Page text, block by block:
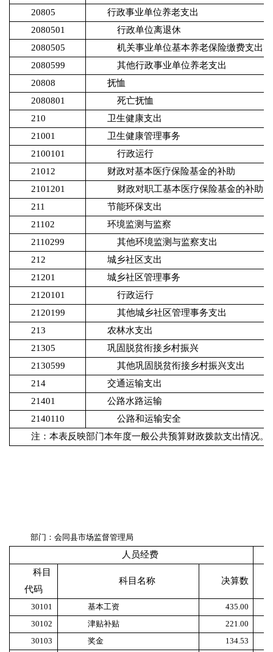
20805
行政事业单位养老支出
2080501
行政单位离退休
2080505
机关事业单位基本养老保险缴费支出
2080599
其他行政事业单位养老支出
20808
抚恤
2080801
死亡抚恤
210
卫生健康支出
21001
卫生健康管理事务
2100101
行政运行
21012
财政对基本医疗保险基金的补助
2101201
财政对职工基本医疗保险基金的补助
211
节能环保支出
21102
环境监测与监察
2110299
其他环境监测与监察支出
212
城乡社区支出
21201
城乡社区管理事务
2120101
行政运行
2120199
其他城乡社区管理事务支出
213
农林水支出
21305
巩固脱贫衔接乡村振兴
2130599
其他巩固脱贫衔接乡村振兴支出
214
交通运输支出
21401
公路水路运输
2140110
公路和运输安全
注：本表反映部门本年度一般公共预算财政拨款支出情况。
部门：会同县市场监督管理局
人员经费
科目
代码
科目名称
决算数
30101 基本工资
435.00
30102
津贴补贴
221.00
30103
奖金
134.53